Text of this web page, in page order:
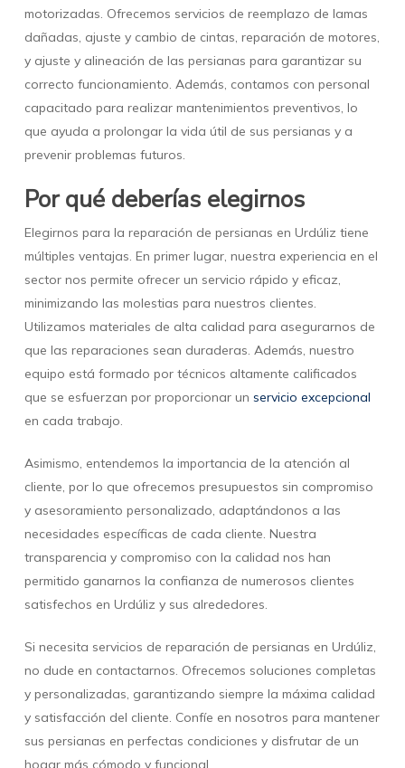
motorizadas. Ofrecemos servicios de reemplazo de lamas
dañadas, ajuste y cambio de cintas, reparación de motores,
y ajuste y alineación de las persianas para garantizar su
correcto funcionamiento. Además, contamos con personal
capacitado para realizar mantenimientos preventivos, lo
que ayuda a prolongar la vida útil de sus persianas y a
prevenir problemas futuros.
Por qué deberías elegirnos
Elegirnos para la reparación de persianas en Urdúliz tiene
múltiples ventajas. En primer lugar, nuestra experiencia en el
sector nos permite ofrecer un servicio rápido y eficaz,
minimizando las molestias para nuestros clientes.
Utilizamos materiales de alta calidad para asegurarnos de
que las reparaciones sean duraderas. Además, nuestro
equipo está formado por técnicos altamente calificados
que se esfuerzan por proporcionar un servicio excepcional
en cada trabajo.
Asimismo, entendemos la importancia de la atención al
cliente, por lo que ofrecemos presupuestos sin compromiso
y asesoramiento personalizado, adaptándonos a las
necesidades específicas de cada cliente. Nuestra
transparencia y compromiso con la calidad nos han
permitido ganarnos la confianza de numerosos clientes
satisfechos en Urdúliz y sus alrededores.
Si necesita servicios de reparación de persianas en Urdúliz,
no dude en contactarnos. Ofrecemos soluciones completas
y personalizadas, garantizando siempre la máxima calidad
y satisfacción del cliente. Confíe en nosotros para mantener
sus persianas en perfectas condiciones y disfrutar de un
hogar más cómodo y funcional.